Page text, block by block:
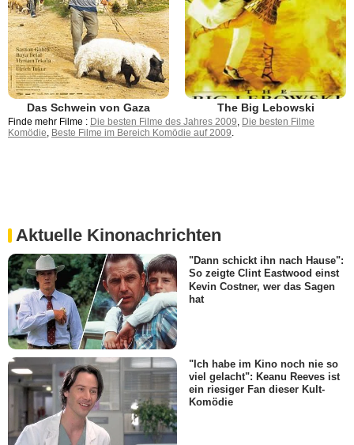
Das Schwein von Gaza The Big Lebowski
Finde mehr Filme : Die besten Filme des Jahres 2009, Die besten Filme
Komödie, Beste Filme im Bereich Komödie auf 2009.
Aktuelle Kinonachrichten
"Dann schickt ihn nach Hause":
So zeigte Clint Eastwood einst
Kevin Costner, wer das Sagen
hat
"Ich habe im Kino noch nie so
viel gelacht": Keanu Reeves ist
ein riesiger Fan dieser Kult-
Komödie